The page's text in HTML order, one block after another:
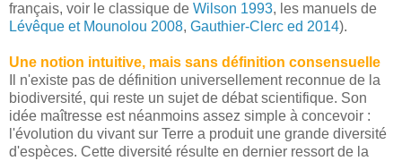
français, voir le classique de Wilson 1993, les manuels de
Lévêque et Mounolou 2008, Gauthier-Clerc ed 2014).
Une notion intuitive, mais sans définition consensuelle
Il n'existe pas de définition universellement reconnue de la
biodiversité, qui reste un sujet de débat scientifique. Son
idée maîtresse est néanmoins assez simple à concevoir :
l'évolution du vivant sur Terre a produit une grande diversité
d'espèces. Cette diversité résulte en dernier ressort de la